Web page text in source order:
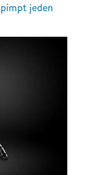
jeden